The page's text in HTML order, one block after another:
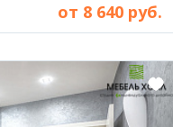
от 8 640 руб.